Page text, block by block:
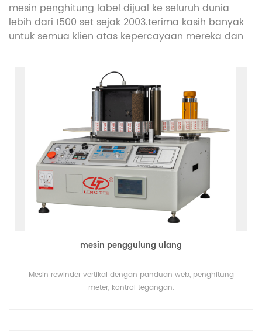
mesin penghitung label dijual ke seluruh dunia
lebih dari 1500 set sejak 2003.terima kasih banyak
untuk semua klien atas kepercayaan mereka dan
mesin penggulung ulang
Mesin rewinder vertikal dengan panduan web, penghitung
meter, kontrol tegangan.